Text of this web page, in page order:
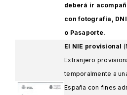
deberá ir
con fotografía,
o Pasaporte.
El NIE provisional
Extranjero
temporalmente a
España con fines